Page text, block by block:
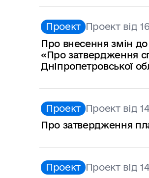
Проект Проект від
Про внесення змін
«Про затвердження
Дніпропетровської
Проект Проект від
Про затвердження
Проект Проект від